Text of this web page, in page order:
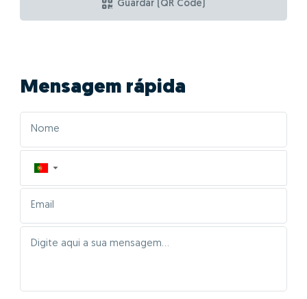
Guardar (QR Code)
Mensagem rápida
▼